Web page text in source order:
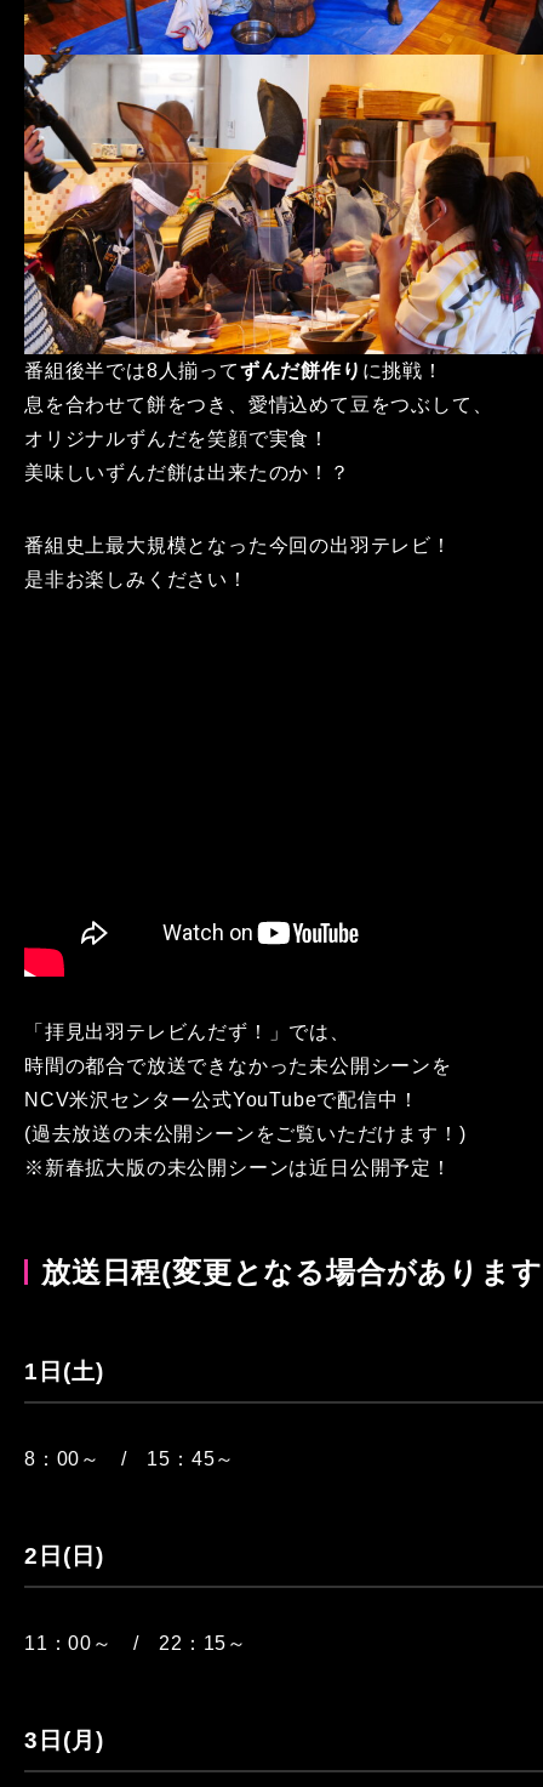
番組後半では8人揃ってずんだ餅作り に挑戦！
息を合わせて餅をつき、愛情込めて豆をつぶして、
オリジナルずんだを笑顔で実食！
美味しいずんだ餅は出来たのか！？
番組史上最大規模となった今回の出羽テレビ！
是非お楽しみください！
「拝見出羽テレビんだず！」では、
時間の都合で放送できなかった未公開シーンを
NCV米沢センター公式YouTubeで配信中！
(過去放送の未公開シーンをご覧いただけます！)
※新春拡大版の未公開シーンは近日公開予定！
放送日程(変更となる場合がありま
1日(土)
8：00～ / 15：45～
2日(日)
11：00～ / 22：15～
3日(月)